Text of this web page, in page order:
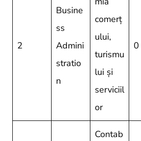
2
Busine
ss
Admini
stratio
n
comerț
ului,
turismu
lui și
serviciil
or
0
Contab